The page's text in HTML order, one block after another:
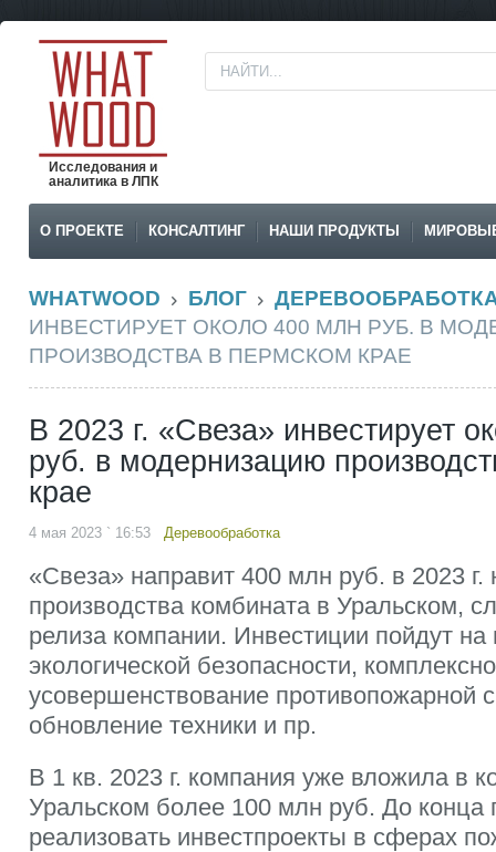
Исследования и
аналитика в ЛПК
О ПРОЕКТЕ КОНСАЛТИНГ НАШИ ПРОДУКТЫ
WHATWOOD БЛОГ
ИНВЕСТИРУЕТ ОКОЛО 400 МЛН РУБ. В
ПРОИЗВОДСТВА В ПЕРМСКОМ КРАЕ
В 2023 г. «Свеза» инвестирует
руб. в модернизацию
крае
4 мая 2023 ` 16:53 Деревообработка
«Свеза» направит 400 млн руб. в 2023
производства комбината в Уральском,
релиза компании. Инвестиции пойдут
экологической безопасности,
усовершенствование противопожарной
обновление техники и пр.
В 1 кв. 2023 г. компания уже вложила в
Уральском более 100 млн руб. До конца
реализовать инвестпроекты в сферах